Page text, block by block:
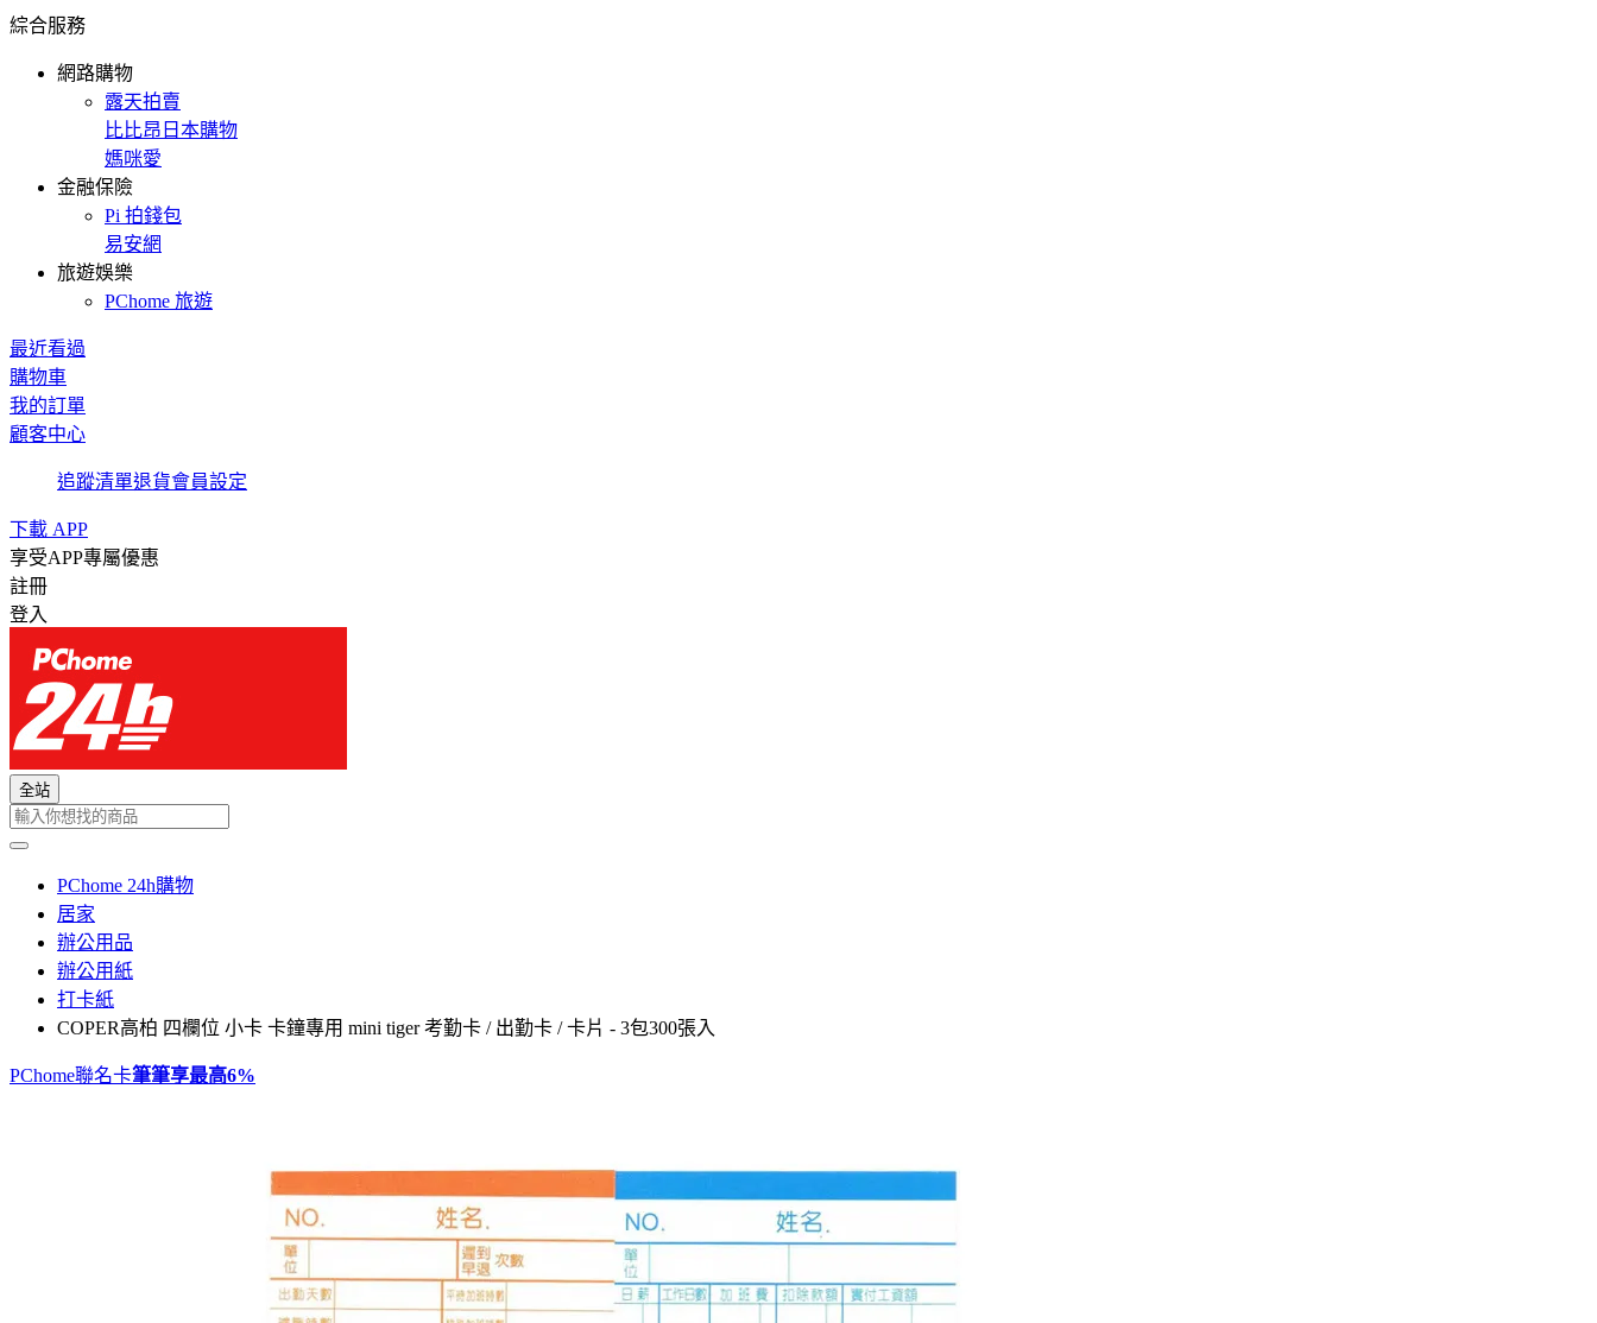
綜合服務
網路購物
露天拍賣
比比昂日本購物
媽咪愛
金融保險
Pi 拍錢包
易安網
旅遊娛樂
PChome 旅遊
最近看過
購物車
我的訂單
顧客中心
追蹤清單退貨會員設定
下載 APP
享受APP專屬優惠
註冊
登入
全站
PChome 24h購物
居家
辦公用品
辦公用紙
打卡紙
COPER高柏 四欄位 小卡 卡鐘專用 mini tiger 考勤卡 / 出勤卡 / 卡片 - 3包300張入
PChome聯名卡筆筆享最高6%